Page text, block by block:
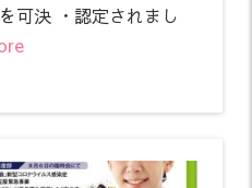
可決 ・認定されまし